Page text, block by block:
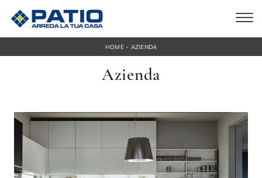
HOME- AZIENDA
Azienda